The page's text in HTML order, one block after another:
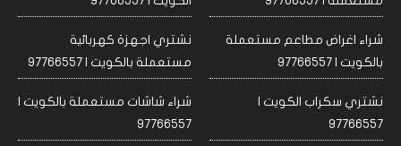
شراء اغراض مطاعم مستعملة
بالكويت | 97766557
نشتري اجهزة كهربائية
مستعملة بالكويت | 97766557
نشتري سكراب الكويت |
97766557
شراء شاشات مستعملة بالكويت |
97766557